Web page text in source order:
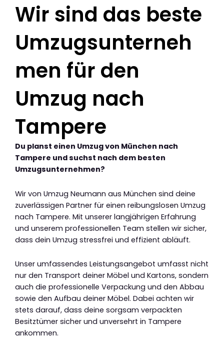
Wir sind das beste
Umzugsunterneh
men für den
Umzug nach
Tampere
Du planst einen Umzug von München nach
Tampere und suchst nach dem besten
Umzugsunternehmen?
Wir von Umzug Neumann aus München sind deine
zuverlässigen Partner für einen reibungslosen Umzug
nach Tampere. Mit unserer langjährigen Erfahrung
und unserem professionellen Team stellen wir sicher,
dass dein Umzug stressfrei und effizient abläuft.
Unser umfassendes Leistungsangebot umfasst nicht
nur den Transport deiner Möbel und Kartons, sondern
auch die professionelle Verpackung und den Abbau
sowie den Aufbau deiner Möbel. Dabei achten wir
stets darauf, dass deine sorgsam verpackten
Besitztümer sicher und unversehrt in Tampere
ankommen.